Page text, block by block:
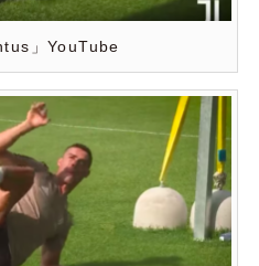
」YouTube